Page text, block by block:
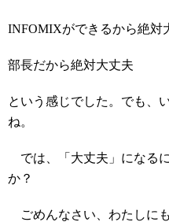
INFOMIXができるから絶対
部長だから絶対大丈夫
という感じでした。でも、
ね。
では、「大丈夫」になる
か？
ごめんなさい、わたしに